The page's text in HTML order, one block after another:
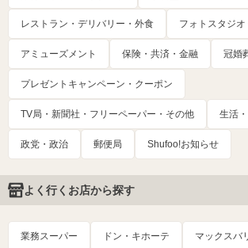
レストラン・デリバリー・外食 フォトスタジ
アミューズメント 保険・共済・金融 冠婚
プレゼントキャンペーン・クーポン
TV局・新聞社・フリーペーパー・その他 生活
政党・政治 郵便局 Shufoo!お知らせ
よく行くお店から探す
業務スーパー ドン・キホーテ マックスバ